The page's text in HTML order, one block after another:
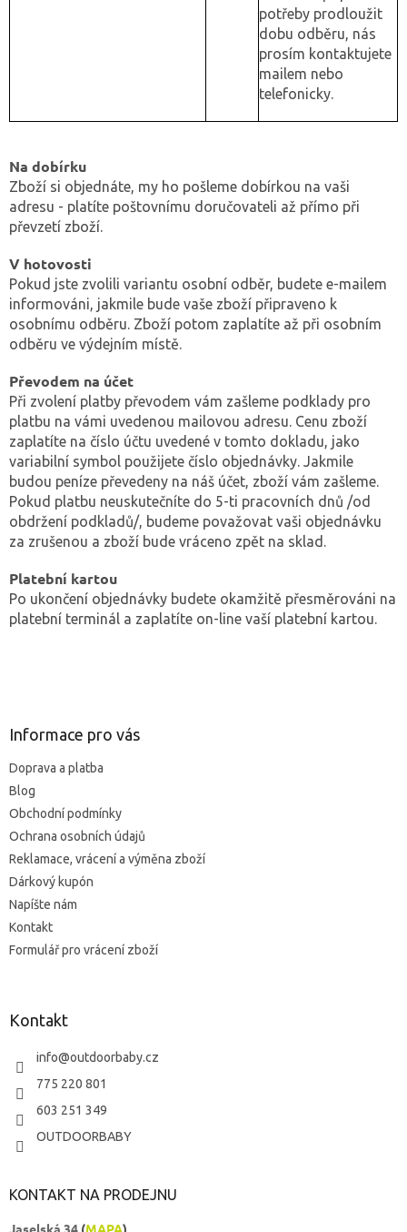
potřeby prodloužit
dobu odběru, nás
prosím kontaktujete
mailem nebo
telefonicky.
Na dobírku
Zboží si objednáte, my ho pošleme dobírkou na vaši
adresu - platíte poštovnímu doručovateli až přímo při
převzetí zboží.
V hotovosti
Pokud jste zvolili variantu osobní odběr, budete e-mailem
informováni, jakmile bude vaše zboží připraveno k
osobnímu odběru. Zboží potom zaplatíte až při osobním
odběru ve výdejním místě.
Převodem na účet
Při zvolení platby převodem vám zašleme podklady pro
platbu na vámi uvedenou mailovou adresu. Cenu zboží
zaplatíte na číslo účtu uvedené v tomto dokladu, jako
variabilní symbol použijete číslo objednávky. Jakmile
budou peníze převedeny na náš účet, zboží vám zašleme.
Pokud platbu neuskutečníte do 5-ti pracovních dnů /od
obdržení podkladů/, budeme považovat vaši objednávku
za zrušenou a zboží bude vráceno zpět na sklad.
Platební kartou
Po ukončení objednávky budete okamžitě přesměrováni na
platební terminál a zaplatíte on-line vaší platební kartou.
Informace pro vás
Doprava a platba
Blog
Obchodní podmínky
Ochrana osobních údajů
Reklamace, vrácení a výměna zboží
Dárkový kupón
Napíšte nám
Kontakt
Formulář pro vrácení zboží
Kontakt
info@outdoorbaby.cz
775 220 801
603 251 349
OUTDOORBABY
KONTAKT NA PRODEJNU
Jaselská 34 (MAPA)